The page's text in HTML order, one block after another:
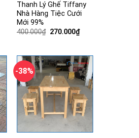
Thanh Lý Ghế Tiffany
Nhà Hàng Tiệc Cưới
Mới 99%
400.000₫ Giá
270.000₫Giá
270.000₫.
-38%